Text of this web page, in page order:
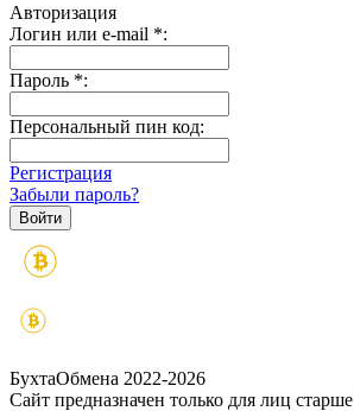
Авторизация
Логин или e-mail *:
Пароль *:
Персональный пин код:
Регистрация
Забыли пароль?
БухтаОбмена 2022-2026
Сайт предназначен только для лиц